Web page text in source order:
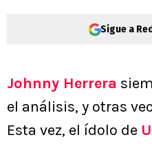
Sigue a
Johnny Herrera
el análisis, y otras
Esta vez, el ídolo de